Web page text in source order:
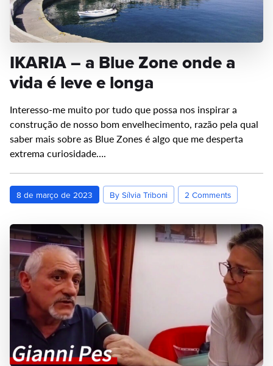
IKARIA – a Blue Zone onde a
vida é leve e longa
Interesso-me muito por tudo que possa nos inspirar a
construção de nosso bom envelhecimento, razão pela qual
saber mais sobre as Blue Zones é algo que me desperta
extrema curiosidade….
8 de março de 2023 By Sílvia Triboni 2 Comments